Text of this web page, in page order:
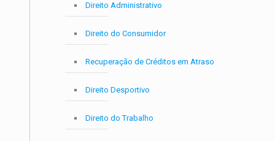
Direito Administrativo
Direito do Consumidor
Recuperação de Créditos em Atraso
Direito Desportivo
Direito do Trabalho